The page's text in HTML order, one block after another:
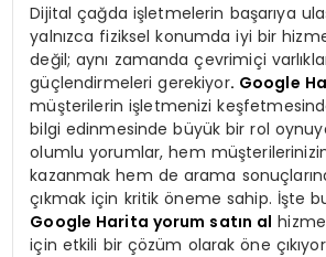
Dijital çağda işletmelerin başarıya
yalnızca fiziksel konumda iyi bir
değil; aynı zamanda çevrimiçi
güçlendirmeleri gerekiyor. Google
müşterilerin işletmenizi
bilgi edinmesinde büyük bir rol
olumlu yorumlar, hem
kazanmak hem de arama
çıkmak için kritik öneme sahip. İşte
Google Harita yorum satın al
için etkili bir çözüm olarak öne